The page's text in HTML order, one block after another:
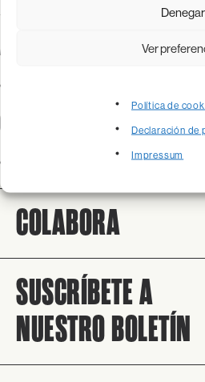
Denegar
Ver
Política de
Declaración de
Impressum
Un comentarista de WordPress
Archivos
Categorías
COLABORA
SUSCRÍBETE A
NUESTRO BOLETÍN